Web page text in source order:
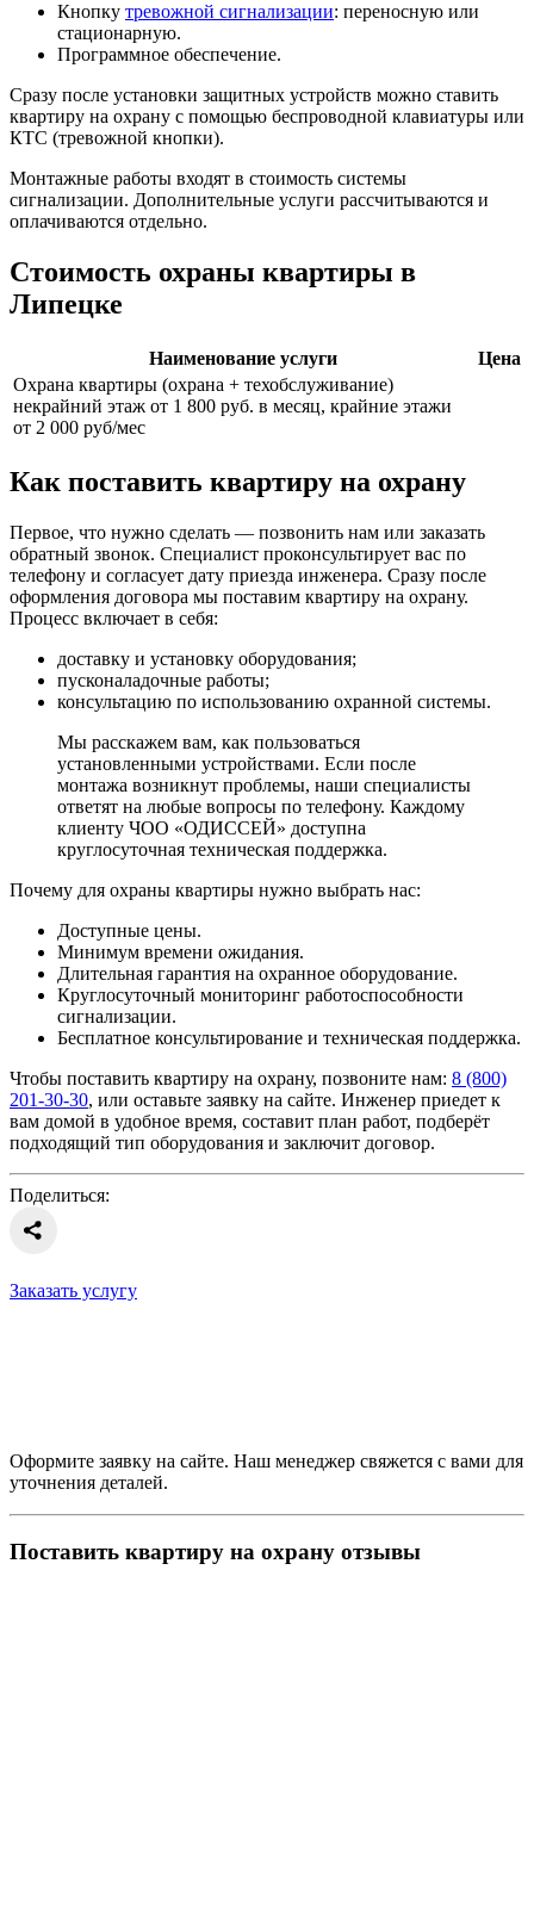
Кнопку тревожной сигнализации: переносную или
стационарную.
Программное обеспечение.
Сразу после установки защитных устройств можно ставить
квартиру на охрану с помощью беспроводной клавиатуры или
КТС (тревожной кнопки).
Монтажные работы входят в стоимость системы
сигнализации. Дополнительные услуги рассчитываются и
оплачиваются отдельно.
Стоимость охраны квартиры в
Липецке
Наименование услуги
Цена
Охрана квартиры (охрана + техобслуживание)
некрайний этаж от 1 800 руб. в месяц, крайние этажи
от 2 000 руб/мес
Как поставить квартиру на охрану
Первое, что нужно сделать — позвонить нам или заказать
обратный звонок. Специалист проконсультирует вас по
телефону и согласует дату приезда инженера. Сразу после
оформления договора мы поставим квартиру на охрану.
Процесс включает в себя:
доставку и установку оборудования;
пусконаладочные работы;
консультацию по использованию охранной системы.
Мы расскажем вам, как пользоваться
установленными устройствами. Если после
монтажа возникнут проблемы, наши специалисты
ответят на любые вопросы по телефону. Каждому
клиенту ЧОО «ОДИССЕЙ» доступна
круглосуточная техническая поддержка.
Почему для охраны квартиры нужно выбрать нас:
Доступные цены.
Минимум времени ожидания.
Длительная гарантия на охранное оборудование.
Круглосуточный мониторинг работоспособности
сигнализации.
Бесплатное консультирование и техническая поддержка.
Чтобы поставить квартиру на охрану, позвоните нам: 8 (800)
201-30-30, или оставьте заявку на сайте. Инженер приедет к
вам домой в удобное время, составит план работ, подберёт
подходящий тип оборудования и заключит договор.
Поделиться:
Заказать услугу
Оформите заявку на сайте. Наш менеджер свяжется с вами для
уточнения деталей.
Поставить квартиру на охрану отзывы